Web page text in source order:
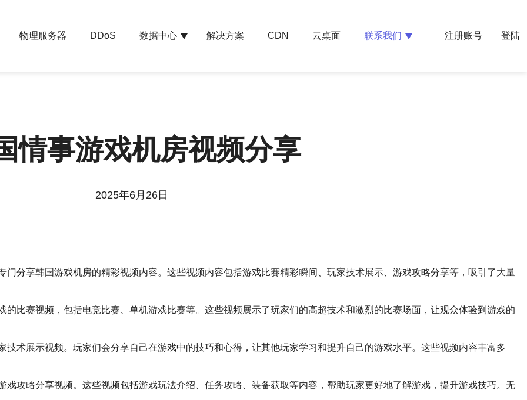
物理服务器 DDoS 数据中心 解决方案 CDN 云桌面 联系我们 注册账号 登陆
情事游戏机房视频分享
2025年6月26日
分享韩国游戏机房的精彩视频内容。这些视频内容包括游戏比赛精彩瞬间、玩家技术展示、游戏攻略分享等，吸引了大量
比赛视频，包括电竞比赛、单机游戏比赛等。这些视频展示了玩家们的高超技术和激烈的比赛场面，让观众体验到游戏的
术展示视频。玩家们会分享自己在游戏中的技巧和心得，让其他玩家学习和提升自己的游戏水平。这些视频内容丰富多
攻略分享视频。这些视频包括游戏玩法介绍、任务攻略、装备获取等内容，帮助玩家更好地了解游戏，提升游戏技巧。无